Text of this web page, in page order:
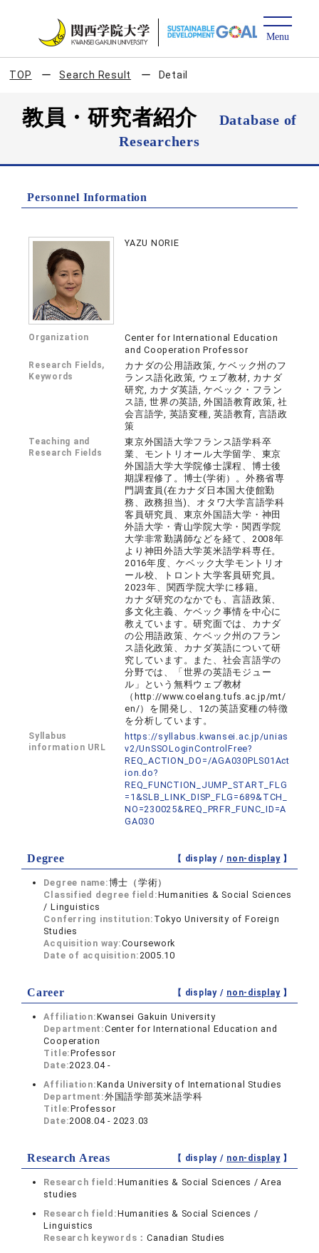
TOP Search Result Detail
教員・研究者紹介
Database of
Researchers
Personnel Information
YAZU NORIE
Organization
Center for International Education
and Cooperation Professor
Research Fields,
Keywords
カナダの公用語政策, ケベック州のフ
ランス語化政策, ウェブ教材, カナダ
研究, カナダ英語, ケベック・フラン
ス語, 世界の英語, 外国語教育政策, 社
会言語学, 英語変種, 英語教育, 言語政
策
Teaching and
Research Fields
東京外国語大学フランス語学科卒
業、モントリオール大学留学、東京
外国語大学大学院修士課程、博士後
期課程修了。博士(学術）。外務省専
門調査員(在カナダ日本国大使館勤
務、政務担当)、オタワ大学言語学科
客員研究員、東京外国語大学・神田
外語大学・青山学院大学・関西学院
大学非常勤講師などを経て、2008年
より神田外語大学英米語学科専任。
2016年度、ケベック大学モントリオ
ール校、トロント大学客員研究員。
2023年、関西学院大学に移籍。
カナダ研究のなかでも、言語政策、
多文化主義、ケベック事情を中心に
教えています。研究面では、カナダ
の公用語政策、ケベック州のフラン
ス語化政策、カナダ英語について研
究しています。また、社会言語学の
分野では、「世界の英語モジュー
ル」という無料ウェブ教材
（http://www.coelang.tufs.ac.jp/mt/
en/）を開発し、12の英語変種の特徴
を分析しています。
Syllabus
information URL
https://syllabus.kwansei.ac.jp/unias
v2/UnSSOLoginControlFree?
REQ_ACTION_DO=/AGA030PLS01Act
ion.do?
REQ_FUNCTION_JUMP_START_FLG
=1&SLB_LINK_DISP_FLG=689&TCH_
NO=230025&REQ_PRFR_FUNC_ID=A
GA030
Degree 【 display / non-display】
Degree name:博士（学術）
Classified degree field:Humanities & Social Sciences
/ Linguistics
Conferring institution: Tokyo University of Foreign
Studies
Acquisition way:Coursework
Date of acquisition: 2005.10
Career 【 display / non-display】
Affiliation:Kwansei Gakuin University
Department:Center for International Education and
Cooperation
Title:Professor
Date:2023.04 -
Affiliation:Kanda University of International Studies
Department:外国語学部英米語学科
Title:Professor
Date:2008.04 - 2023.03
Research Areas 【 display / non-display】
Research field:Humanities & Social Sciences / Area
studies
Research field:Humanities & Social Sciences /
Linguistics
Research keywords：Canadian Studies